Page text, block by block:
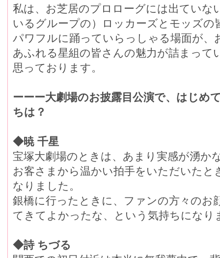
私は、お芝居のプロローグには出ていな
いるグループの）ロッカーズとモッズの
パワフルに踊っていらっしゃる場面が、
あふれる星組の皆さんの魅力が詰まって
思っております。
ーーー大劇場のお披露目公演で、はじめ
ちは？
◆暁 千星
宝塚大劇場のときは、あまり実感が湧か
お客さまから温かい拍手をいただいたと
なりました。
銀橋に行ったときに、ファンの方々のお
てきてよかったな、という気持ちになり
◆詩 ちづる